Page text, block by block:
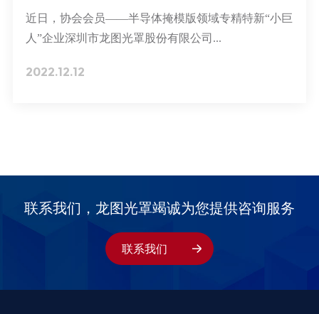
近日，协会会员——半导体掩模版领域专精特新“小巨
人”企业深圳市龙图光罩股份有限公司...
2022.12.12
联系我们，龙图光罩竭诚为您提供咨询服务
联系我们